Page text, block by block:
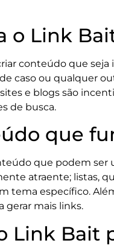
o Link
conteúdo que
caso ou qualquer
e blogs são
de busca.
que
que podem ser
atraente; listas,
tema específico.
gerar mais links.
Link Bait